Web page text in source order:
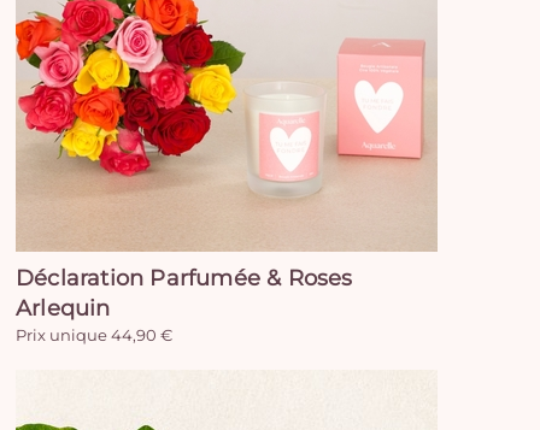
Déclaration Parfumée & Roses
Arlequin
Prix unique 44,90 €